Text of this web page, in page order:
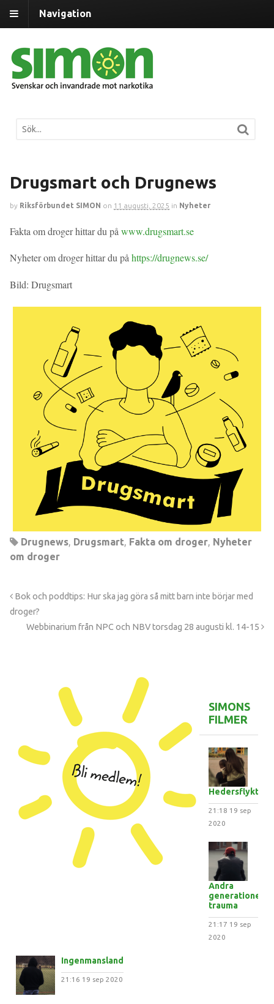
Navigation
Drugsmart och Drugnews
by Riksförbundet SIMON on 11 augusti, 2025 in Nyheter
Fakta om droger hittar du på www.drugsmart.se
Nyheter om droger hittar du påhttps://drugnews.se/
Bild: Drugsmart
Drugnews Drugsmart Fakta om droger Nyheter
om droger
Bok och poddtips: Hur ska jag göra så mitt barn inte börjar med
droger?
Webbinarium från NPC och NBV torsdag 28 augusti kl. 14-15
SIMONS
FILMER
Hedersflykten
21:18 19 sep
2020
Andra
generationens
trauma
21:17 19 sep
2020
Ingenmansland
21:16 19 sep 2020